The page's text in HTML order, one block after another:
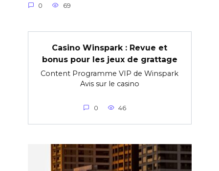
0 69
Casino Winspark : Revue et
bonus pour les jeux de grattage
Content Programme VIP de Winspark
Avis sur le casino
0 46